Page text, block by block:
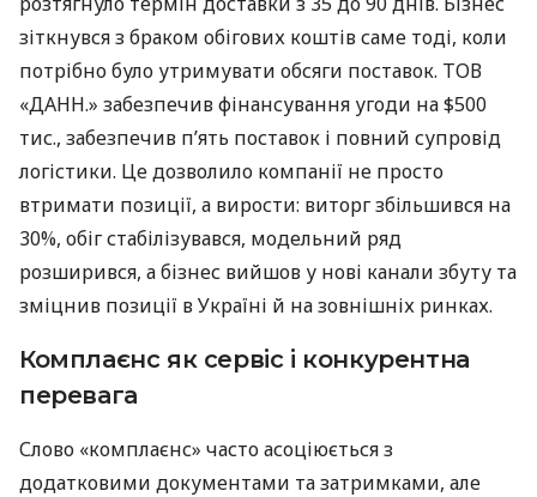
зіткнувся з браком обігових коштів саме тоді, коли
потрібно було утримувати обсяги поставок. ТОВ
«ДАНН.» забезпечив фінансування угоди на $500
тис., забезпечив п’ять поставок і повний супровід
логістики. Це дозволило компанії не просто
втримати позиції, а вирости: виторг збільшився на
30%, обіг стабілізувався, модельний ряд
розширився, а бізнес вийшов у нові канали збуту та
зміцнив позиції в Україні й на зовнішніх ринках.
Комплаєнс як сервіс і конкурентна
перевага
Слово «комплаєнс» часто асоціюється з
додатковими документами та затримками, але